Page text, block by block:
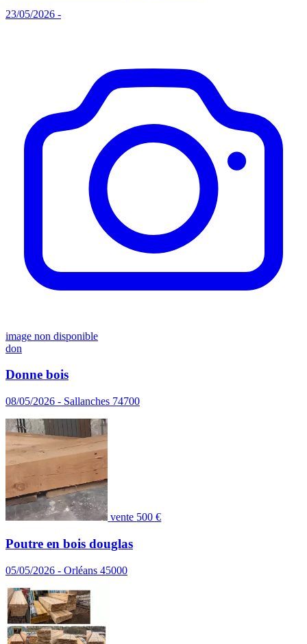
23/05/2026 -
image non disponible
don
Donne bois
08/05/2026 - Sallanches 74700
vente 500 €
Poutre en bois douglas
05/05/2026 - Orléans 45000